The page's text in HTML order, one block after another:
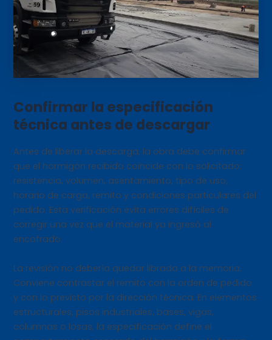
Confirmar la especificación
técnica antes de descargar
Antes de liberar la descarga, la obra debe confirmar
que el hormigón recibido coincide con lo solicitado:
resistencia, volumen, asentamiento, tipo de uso,
horario de carga, remito y condiciones particulares del
pedido. Esta verificación evita errores difíciles de
corregir una vez que el material ya ingresó al
encofrado.
La revisión no debería quedar librada a la memoria.
Conviene contrastar el remito con la orden de pedido
y con lo previsto por la dirección técnica. En elementos
estructurales, pisos industriales, bases, vigas,
columnas o losas, la especificación define el